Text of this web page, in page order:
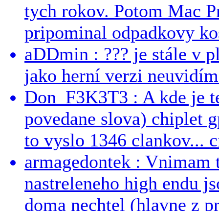
tych rokov. Potom Mac
pripominal odpadkovy
aDDmin : ??? je stále v
jako herní verzi
Don_F3K3T3 : A kde je
povedane slova) chiplet
to vyslo 1346 clankov...
armagedontek : Vnimam
nastreleneho high endu
doma nechtel (hlavne z